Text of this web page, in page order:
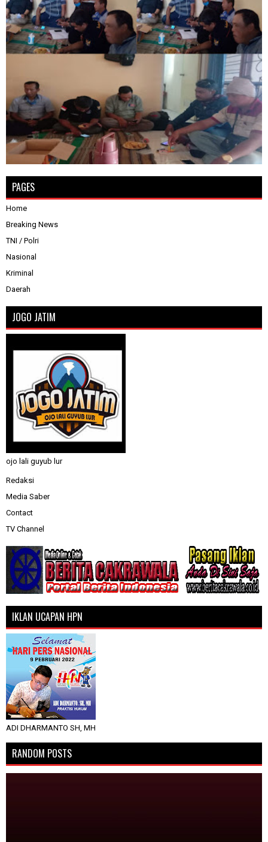
PAGES
Home
Breaking News
TNI / Polri
Nasional
Kriminal
Daerah
JOGO JATIM
ojo lali guyub lur
Redaksi
Media Saber
Contact
TV Channel
IKLAN UCAPAN HPN
ADI DHARMANTO SH, MH
RANDOM POSTS